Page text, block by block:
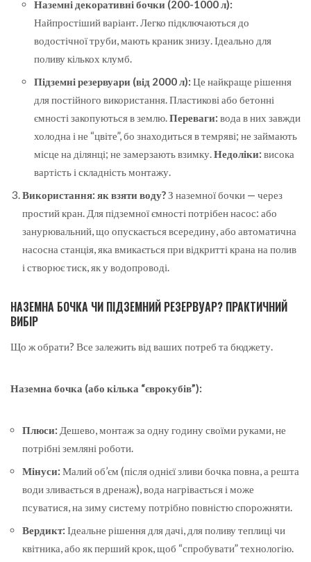
Наземні декоративні бочки (200-1000 л):
Найпростіший варіант. Легко підключаються до
водостічної труби, мають краник знизу. Ідеально для
поливу кількох клумб.
Підземні резервуари (від 2000 л): Це найкраще рішення
для постійного використання. Пластикові або бетонні
ємності закопуються в землю.Переваги: вода в них завжди
холодна і не “цвіте”, бо знаходиться в темряві; не займають
місце на ділянці; не замерзають взимку.Недоліки: висока
вартість і складність монтажу.
Використання: як взяти воду?З наземної бочки — через
простий кран. Для підземної ємності потрібен насос: або
занурювальний, що опускається всередину, або автоматична
насосна станція, яка вмикається при відкритті крана на полив
і створює тиск, як у водопроводі.
НАЗЕМНА БОЧКА ЧИ ПІДЗЕМНИЙ РЕЗЕРВУАР? ПРАКТИЧНИЙ
ВИБІР
Що ж обрати? Все залежить від ваших потреб та бюджету.
Наземна бочка (або кілька “єврокубів”):
Плюси: Дешево, монтаж за одну годину своїми руками, не
потрібні земляні роботи.
Мінуси: Малий об’єм (після однієї зливи бочка повна, а решта
води зливається в дренаж), вода нагрівається і може
псуватися, на зиму систему потрібно повністю спорожняти.
Вердикт: Ідеальне рішення для дачі, для поливу теплиці чи
квітника, або як перший крок, щоб “спробувати” технологію.